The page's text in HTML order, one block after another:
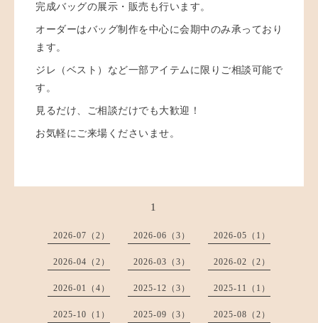
完成バッグの展示・販売も行います。
オーダーはバッグ制作を中心に会期中のみ承っており
ます。
ジレ（ベスト）など一部アイテムに限りご相談可能で
す。
見るだけ、ご相談だけでも大歓迎！
お気軽にご来場くださいませ。
1
2026-07（2） 2026-06（3） 2026-05（1）
2026-04（2） 2026-03（3） 2026-02（2）
2026-01（4） 2025-12（3） 2025-11（1）
2025-10（1） 2025-09（3） 2025-08（2）